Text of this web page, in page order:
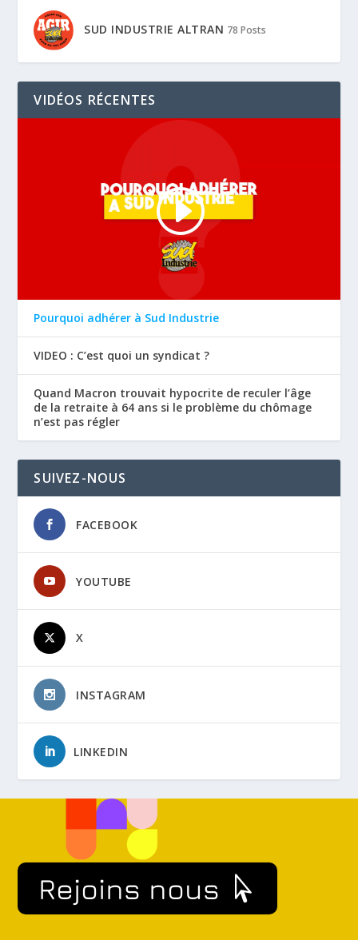
SUD INDUSTRIE ALTRAN 78 Posts
VIDÉOS RÉCENTES
Pourquoi adhérer à Sud Industrie
VIDEO : C’est quoi un syndicat ?
Quand Macron trouvait hypocrite de reculer l’âge
de la retraite à 64 ans si le problème du chômage
n’est pas régler
SUIVEZ-NOUS
FACEBOOK
YOUTUBE
X
INSTAGRAM
LINKEDIN
Rejoins nous